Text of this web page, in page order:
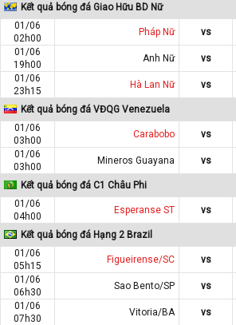
Kết quả bóng đá Giao Hữu BD Nữ
01/06
02h00
Pháp Nữ vs
01/06
19h00
Anh Nữ vs
01/06
23h15
Hà Lan Nữ vs
Kết quả bóng đá VĐQG Venezuela
01/06
03h00
Carabobo vs
01/06
03h00
Mineros Guayana vs
Kết quả bóng đá C1 Châu Phi
01/06
04h00
Esperanse ST vs
Kết quả bóng đá Hạng 2 Brazil
01/06
05h15
Figueirense/SC vs
01/06
06h30
Sao Bento/SP vs
01/06
07h30
Vitoria/BA vs